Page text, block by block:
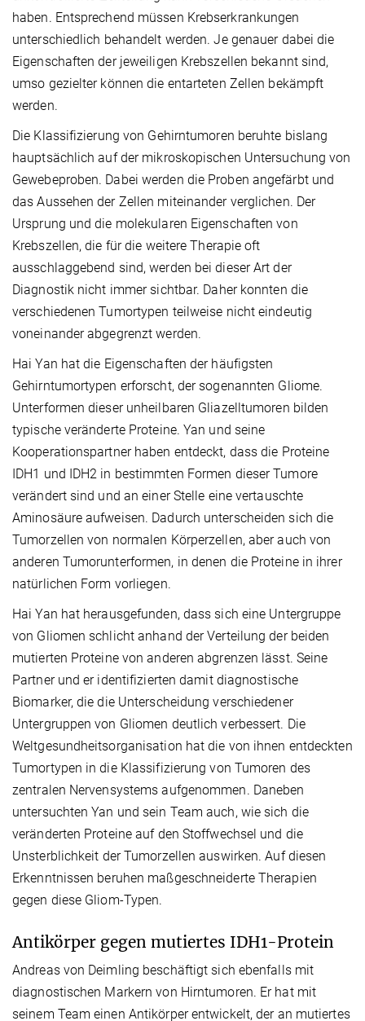
haben. Entsprechend müssen Krebserkrankungen
unterschiedlich behandelt werden. Je genauer dabei die
Eigenschaften der jeweiligen Krebszellen bekannt sind,
umso gezielter können die entarteten Zellen bekämpft
werden.
Die Klassifizierung von Gehirntumoren beruhte bislang
hauptsächlich auf der mikroskopischen Untersuchung von
Gewebeproben. Dabei werden die Proben angefärbt und
das Aussehen der Zellen miteinander verglichen. Der
Ursprung und die molekularen Eigenschaften von
Krebszellen, die für die weitere Therapie oft
ausschlaggebend sind, werden bei dieser Art der
Diagnostik nicht immer sichtbar. Daher konnten die
verschiedenen Tumortypen teilweise nicht eindeutig
voneinander abgegrenzt werden.
Hai Yan hat die Eigenschaften der häufigsten
Gehirntumortypen erforscht, der sogenannten Gliome.
Unterformen dieser unheilbaren Gliazelltumoren bilden
typische veränderte Proteine. Yan und seine
Kooperationspartner haben entdeckt, dass die Proteine
IDH1 und IDH2 in bestimmten Formen dieser Tumore
verändert sind und an einer Stelle eine vertauschte
Aminosäure aufweisen. Dadurch unterscheiden sich die
Tumorzellen von normalen Körperzellen, aber auch von
anderen Tumorunterformen, in denen die Proteine in ihrer
natürlichen Form vorliegen.
Hai Yan hat herausgefunden, dass sich eine Untergruppe
von Gliomen schlicht anhand der Verteilung der beiden
mutierten Proteine von anderen abgrenzen lässt. Seine
Partner und er identifizierten damit diagnostische
Biomarker, die die Unterscheidung verschiedener
Untergruppen von Gliomen deutlich verbessert. Die
Weltgesundheitsorganisation hat die von ihnen entdeckten
Tumortypen in die Klassifizierung von Tumoren des
zentralen Nervensystems aufgenommen. Daneben
untersuchten Yan und sein Team auch, wie sich die
veränderten Proteine auf den Stoffwechsel und die
Unsterblichkeit der Tumorzellen auswirken. Auf diesen
Erkenntnissen beruhen maßgeschneiderte Therapien
gegen diese Gliom-Typen.
Antikörper gegen mutiertes IDH1-Protein
Andreas von Deimling beschäftigt sich ebenfalls mit
diagnostischen Markern von Hirntumoren. Er hat mit
seinem Team einen Antikörper entwickelt, der an mutiertes